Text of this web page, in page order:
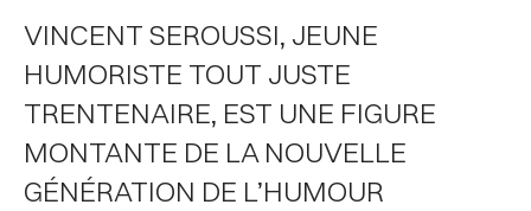
VINCENT SEROUSSI, JEUNE
HUMORISTE TOUT JUSTE
TRENTENAIRE, EST UNE FIGURE
MONTANTE DE LA NOUVELLE
GÉNÉRATION DE L’HUMOUR